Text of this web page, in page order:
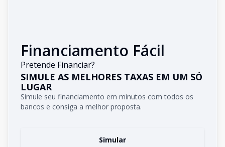
Financiamento Fácil
Pretende Financiar?
SIMULE AS MELHORES TAXAS EM UM SÓ
LUGAR
Simule seu financiamento em minutos com todos os
bancos e consiga a melhor proposta.
Simular